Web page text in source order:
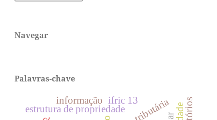
Navegar
Palavras-chave
estrutura de propriedade
ifric 13
informação